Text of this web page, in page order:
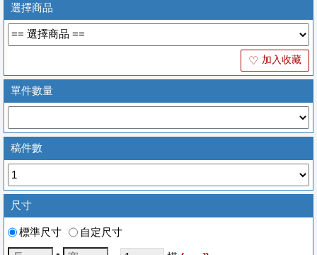
選擇商品
♡ 加入收藏
單件數量
稿件數
尺寸
標準尺寸 自定尺寸